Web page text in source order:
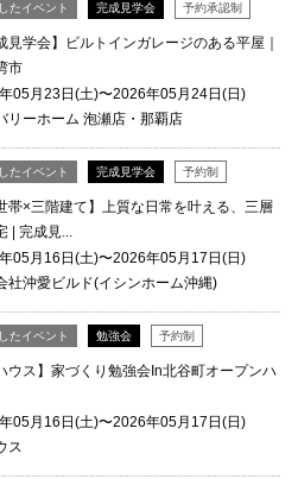
たイベント 完成見学会 予約承認制
見学会】ビルトインガレージのある平屋｜
市
05月23日(土)〜2026年05月24日(日)
リーホーム 泡瀬店・那覇店
たイベント 完成見学会 予約制
帯×三階建て】上質な日常を叶える、三層
| 完成見...
05月16日(土)〜2026年05月17日(日)
社沖愛ビルド(イシンホーム沖縄)
たイベント 勉強会 予約制
ウス】家づくり勉強会In北谷町オープンハ
05月16日(土)〜2026年05月17日(日)
ス